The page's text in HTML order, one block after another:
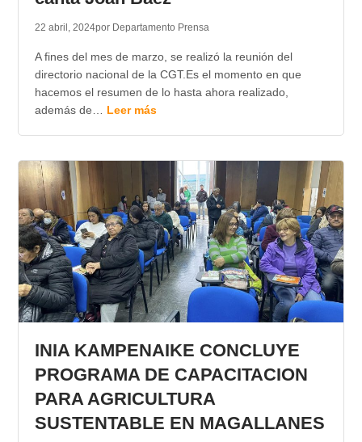
22 abril, 2024por Departamento Prensa
A fines del mes de marzo, se realizó la reunión del
directorio nacional de la CGT.Es el momento en que
hacemos el resumen de lo hasta ahora realizado,
además de… Leer más
INIA KAMPENAIKE CONCLUYE
PROGRAMA DE CAPACITACION
PARA AGRICULTURA
SUSTENTABLE EN MAGALLANES